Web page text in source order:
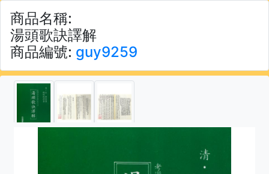
商品名稱:
湯頭歌訣譯解
商品編號: guy9259